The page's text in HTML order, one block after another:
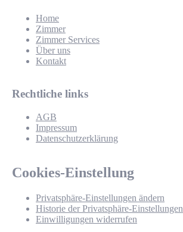
Home
Zimmer
Zimmer Services
Über uns
Kontakt
Rechtliche links
AGB
Impressum
Datenschutzerklärung
Cookies-Einstellung
Privatsphäre-Einstellungen ändern
Historie der Privatsphäre-Einstellungen
Einwilligungen widerrufen